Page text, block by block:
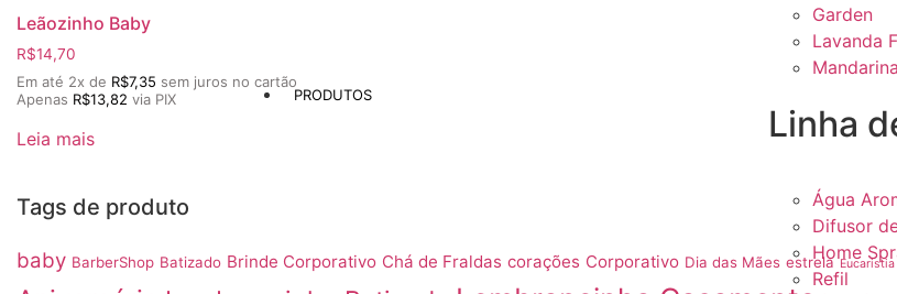
Garden
Lavanda
PRODUTOS
Linha
Água
Difusor
Home
Refil
Leãozinho Baby
R$14,70
Em até 2x de R$7,35 sem juros no cartão
Apenas R$13,82 via PIX
Leia mais
Tags de produto
baby BarberShop Batizado Brinde Corporativo Chá de Fraldas corações Corporativo Dia das Mães estrela Eucaristia